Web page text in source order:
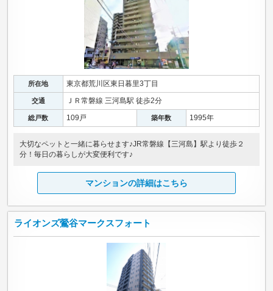
所在地 東京都荒川区東日暮里3丁目
交通 ＪＲ常磐線 三河島駅 徒歩2分
総戸数 109戸 築年数 1995年
大切なペットと一緒に暮らせます♪JR常磐線【三河島】駅より徒歩２
分！毎日の暮らしが大変便利です♪
マンションの詳細はこちら
ライオンズ鶯谷マークスフォート